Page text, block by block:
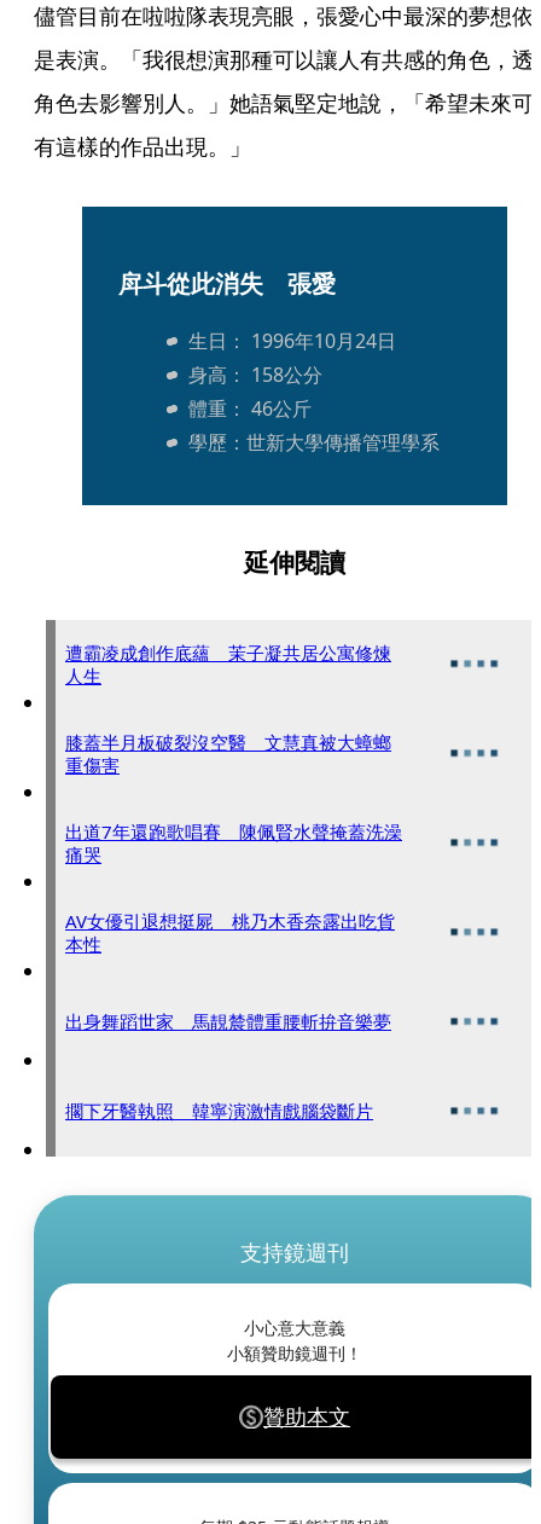
儘管目前在啦啦隊表現亮眼，張愛心中最深的夢想依
是表演。「我很想演那種可以讓人有共感的角色，透
角色去影響別人。」她語氣堅定地說，「希望未來可
有這樣的作品出現。」
戽斗從此消失　張愛
生日： 1996年10月24日
身高： 158公分
體重： 46公斤
學歷：世新大學傳播管理學系
延伸閱讀
遭霸凌成創作底蘊 茉子凝共居公寓修煉
人生
膝蓋半月板破裂沒空醫 文慧真被大蟑螂
重傷害
出道7年還跑歌唱賽 陳佩賢水聲掩蓋洗澡
痛哭
AV女優引退想挺屍 桃乃木香奈露出吃貨
本性
出身舞蹈世家 馬靚辳體重腰斬拚音樂夢
擱下牙醫執照 韓寧演激情戲腦袋斷片
支持鏡週刊
小心意大意義
小額贊助鏡週刊！
贊助本文